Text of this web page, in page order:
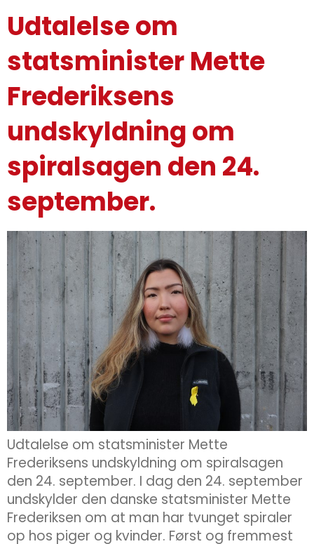
Udtalelse om
statsminister Mette
Frederiksens
undskyldning om
spiralsagen den 24.
september.
Udtalelse om statsminister Mette
Frederiksens undskyldning om spiralsagen
den 24. september. I dag den 24. september
undskylder den danske statsminister Mette
Frederiksen om at man har tvunget spiraler
op hos piger og kvinder. Først og fremmest